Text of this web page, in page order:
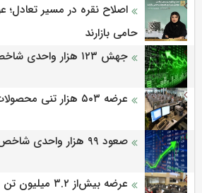
اصلاح نقره در مسیر تعادل؛
حامی بازارند
جهش ۱۲۳ هزار واحدی شاخص بورس
عرضه ۵۰۳ هزار تنی محصولات در بورس کالا
صعود ۹۹ هزار واحدی شاخص بورس
عرضه بیش‌از ۳.۲ میلیون تن محصول در بورس کالا